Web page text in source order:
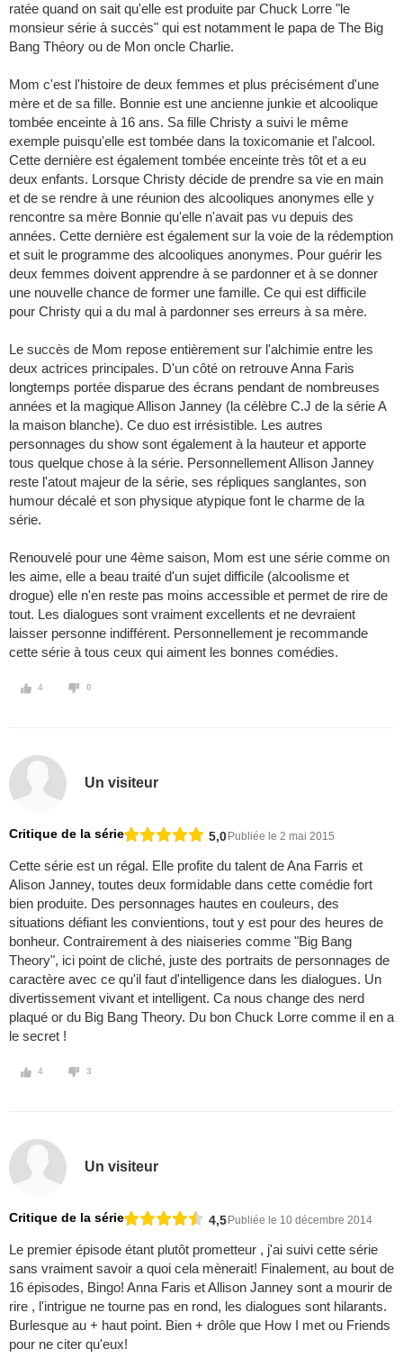
ratée quand on sait qu'elle est produite par Chuck Lorre "le
monsieur série à succès" qui est notamment le papa de The Big
Bang Théory ou de Mon oncle Charlie.
Mom c'est l'histoire de deux femmes et plus précisément d'une
mère et de sa fille. Bonnie est une ancienne junkie et alcoolique
tombée enceinte à 16 ans. Sa fille Christy a suivi le même
exemple puisqu'elle est tombée dans la toxicomanie et l'alcool.
Cette dernière est également tombée enceinte très tôt et a eu
deux enfants. Lorsque Christy décide de prendre sa vie en main
et de se rendre à une réunion des alcooliques anonymes elle y
rencontre sa mère Bonnie qu'elle n'avait pas vu depuis des
années. Cette dernière est également sur la voie de la rédemption
et suit le programme des alcooliques anonymes. Pour guérir les
deux femmes doivent apprendre à se pardonner et à se donner
une nouvelle chance de former une famille. Ce qui est difficile
pour Christy qui a du mal à pardonner ses erreurs à sa mère.
Le succès de Mom repose entièrement sur l'alchimie entre les
deux actrices principales. D'un côté on retrouve Anna Faris
longtemps portée disparue des écrans pendant de nombreuses
années et la magique Allison Janney (la célèbre C.J de la série A
la maison blanche). Ce duo est irrésistible. Les autres
personnages du show sont également à la hauteur et apporte
tous quelque chose à la série. Personnellement Allison Janney
reste l'atout majeur de la série, ses répliques sanglantes, son
humour décalé et son physique atypique font le charme de la
série.
Renouvelé pour une 4ème saison, Mom est une série comme on
les aime, elle a beau traité d'un sujet difficile (alcoolisme et
drogue) elle n'en reste pas moins accessible et permet de rire de
tout. Les dialogues sont vraiment excellents et ne devraient
laisser personne indifférent. Personnellement je recommande
cette série à tous ceux qui aiment les bonnes comédies.
4 0
Un visiteur
Critique de la série 5,0Publiée le 2 mai 2015
Cette série est un régal. Elle profite du talent de Ana Farris et
Alison Janney, toutes deux formidable dans cette comédie fort
bien produite. Des personnages hautes en couleurs, des
situations défiant les convientions, tout y est pour des heures de
bonheur. Contrairement à des niaiseries comme "Big Bang
Theory", ici point de cliché, juste des portraits de personnages de
caractère avec ce qu'il faut d'intelligence dans les dialogues. Un
divertissement vivant et intelligent. Ca nous change des nerd
plaqué or du Big Bang Theory. Du bon Chuck Lorre comme il en a
le secret !
4 3
Un visiteur
Critique de la série 4,5Publiée le 10 décembre 2014
Le premier épisode étant plutôt prometteur , j'ai suivi cette série
sans vraiment savoir a quoi cela mènerait! Finalement, au bout de
16 épisodes, Bingo! Anna Faris et Allison Janney sont a mourir de
rire , l'intrigue ne tourne pas en rond, les dialogues sont hilarants.
Burlesque au + haut point. Bien + drôle que How I met ou Friends
pour ne citer qu'eux!